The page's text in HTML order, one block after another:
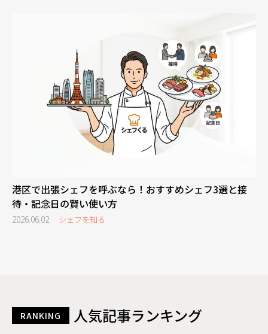
港区で出張シェフを呼ぶなら！おすすめシェフ3選と接
待・記念日の賢い使い方
2026.06.02 シェフを知る
RANKING 人気記事ランキング